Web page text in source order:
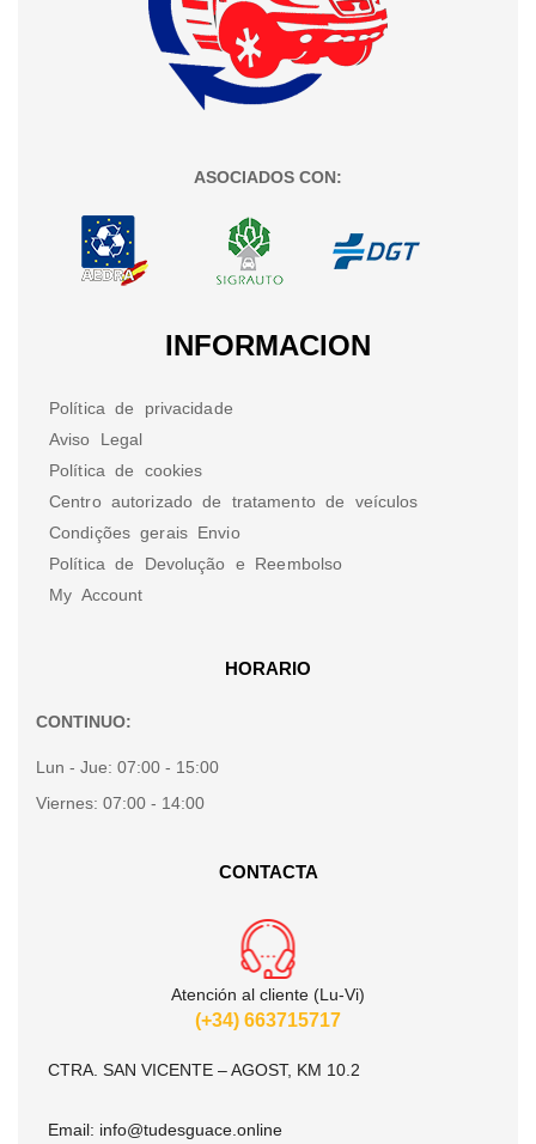
ASOCIADOS CON:
INFORMACION
Política de privacidade
Aviso Legal
Política de cookies
Centro autorizado de tratamento de veículos
Condições gerais Envio
Política de Devolução e Reembolso
My Account
HORARIO
CONTINUO:
Lun - Jue: 07:00 - 15:00
Viernes: 07:00 - 14:00
CONTACTA
Atención al cliente (Lu-Vi)
(+34) 663715717
CTRA. SAN VICENTE – AGOST, KM 10.2
Email: info@tudesguace.online